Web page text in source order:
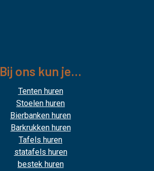
Bij ons kun je...
Tenten huren
Stoelen huren
Bierbanken huren
Barkrukken huren
Tafels huren
statafels huren
bestek huren